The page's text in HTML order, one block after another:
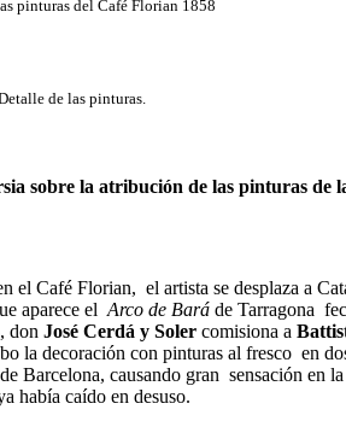
Florian 1858
sobre la atribución de las pinturas de
el Café Florian, el artista se desplaza a
aparece el Arco de Bará de Tarragona
don José Cerdá y Soler comisiona a
la decoración con pinturas al fresco en
Barcelona, causando gran sensación en
había caído en desuso.